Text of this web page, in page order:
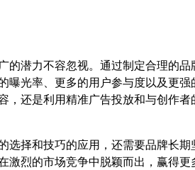
的潜力不容忽视。通过制定合理的品
曝光率、更多的用户参与度以及更强
还是利用精准广告投放和与创作者
选择和技巧的应用，还需要品牌长期
激烈的市场竞争中脱颖而出，赢得更